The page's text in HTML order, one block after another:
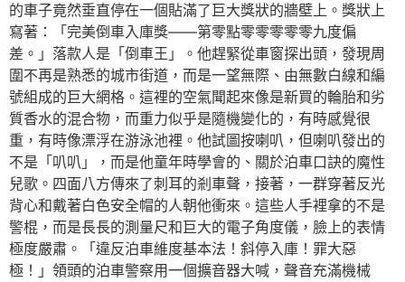
的車子竟然垂直停在一個貼滿了巨大獎狀的牆壁上。獎狀上
寫著：「完美倒車入庫獎——第零點零零零零零九度偏
差。」落款人是「倒車王」。他趕緊從車窗探出頭，發現周
圍不再是熟悉的城市街道，而是一望無際、由無數白線和編
號組成的巨大網格。這裡的空氣聞起來像是新買的輪胎和劣
質香水的混合物，而重力似乎是隨機變化的，有時感覺很
重，有時像漂浮在游泳池裡。他試圖按喇叭，但喇叭發出的
不是「叭叭」，而是他童年時學會的、關於泊車口訣的魔性
兒歌。四面八方傳來了刺耳的剎車聲，接著，一群穿著反光
背心和戴著白色安全帽的人朝他衝來。這些人手裡拿的不是
警棍，而是長長的測量尺和巨大的電子角度儀，臉上的表情
極度嚴肅。「違反泊車維度基本法！斜停入庫！罪大惡
極！」領頭的泊車警察用一個擴音器大喊，聲音充滿機械